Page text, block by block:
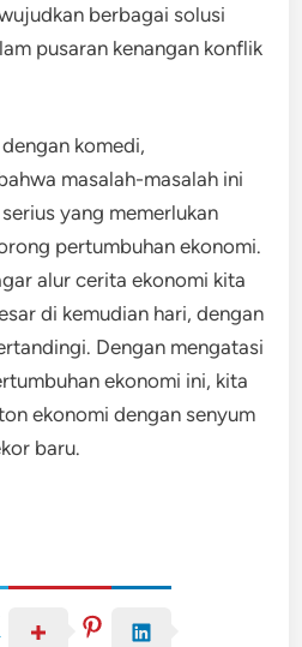
berbagai solusi
pusaran kenangan konflik
komedi,
masalah-masalah ini
yang memerlukan
pertumbuhan ekonomi.
alur cerita ekonomi kita
di kemudian hari, dengan
Dengan mengatasi
ekonomi ini, kita
ekonomi dengan senyum
baru.